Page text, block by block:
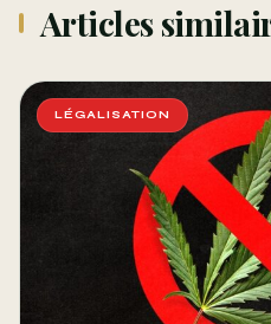
Articles
LÉGALISATION